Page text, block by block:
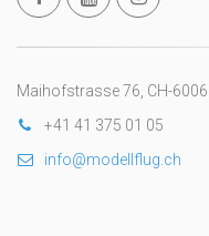
Maihofstrasse 76, CH-6006
+41 41 375 01 05
info@modellflug.ch